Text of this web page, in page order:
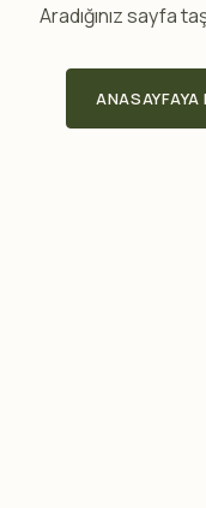
Aradığınız sayfa
ANASAYFAYA